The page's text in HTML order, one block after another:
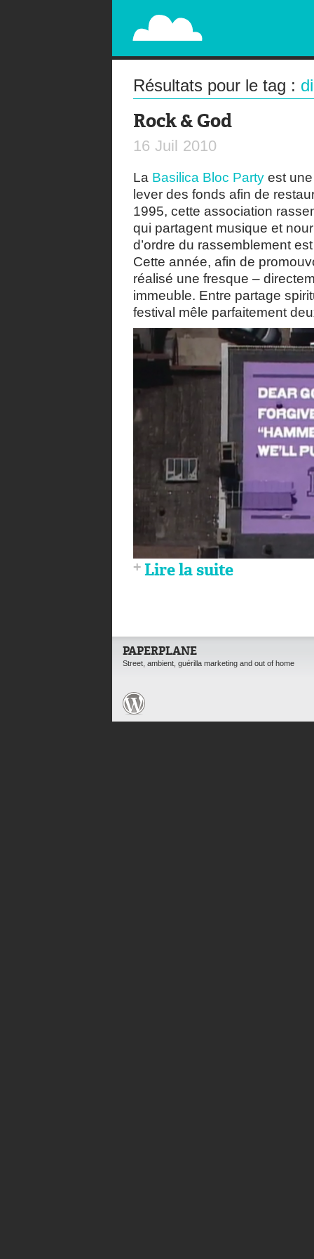
PAPERPLANE
STREET, AMBIENT, GUÉRILLA MARKETING
Résultats pour le tag :
Rock & God
16 Juil 2010
La Basilica Bloc Party est
lever des fonds afin de
1995, cette association
qui partagent musique et
d’ordre du rassemblement
Cette année, afin de
réalisé une fresque –
immeuble. Entre partage
festival mêle parfaitement
Lire la suite
PAPERPLANE
Street, ambient, guérilla marketing and out of home